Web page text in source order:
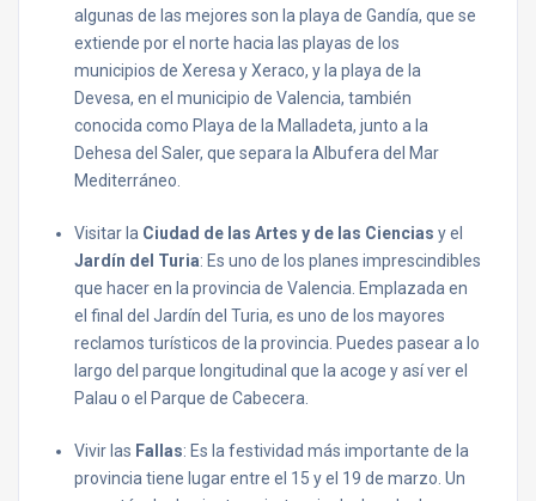
algunas de las mejores son la playa de Gandía, que se
extiende por el norte hacia las playas de los
municipios de Xeresa y Xeraco, y la playa de la
Devesa, en el municipio de Valencia, también
conocida como Playa de la Malladeta, junto a la
Dehesa del Saler, que separa la Albufera del Mar
Mediterráneo.
Visitar la Ciudad de las Artes y de las Ciencias y el
Jardín del Turia: Es uno de los planes imprescindibles
que hacer en la provincia de Valencia. Emplazada en
el final del Jardín del Turia, es uno de los mayores
reclamos turísticos de la provincia. Puedes pasear a lo
largo del parque longitudinal que la acoge y así ver el
Palau o el Parque de Cabecera.
Vivir las Fallas: Es la festividad más importante de la
provincia tiene lugar entre el 15 y el 19 de marzo. Un